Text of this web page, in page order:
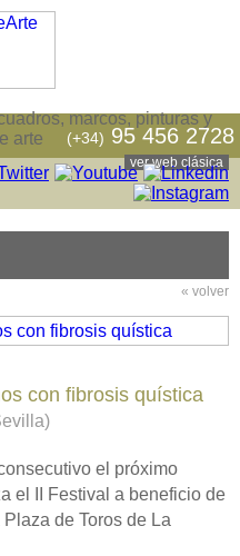
marcos, pinturas y
arte
ver web clásica
(+34) 95 456 2728
« volver
con fibrosis quística
el próximo
el II Festival a beneficio de
de Toros de La